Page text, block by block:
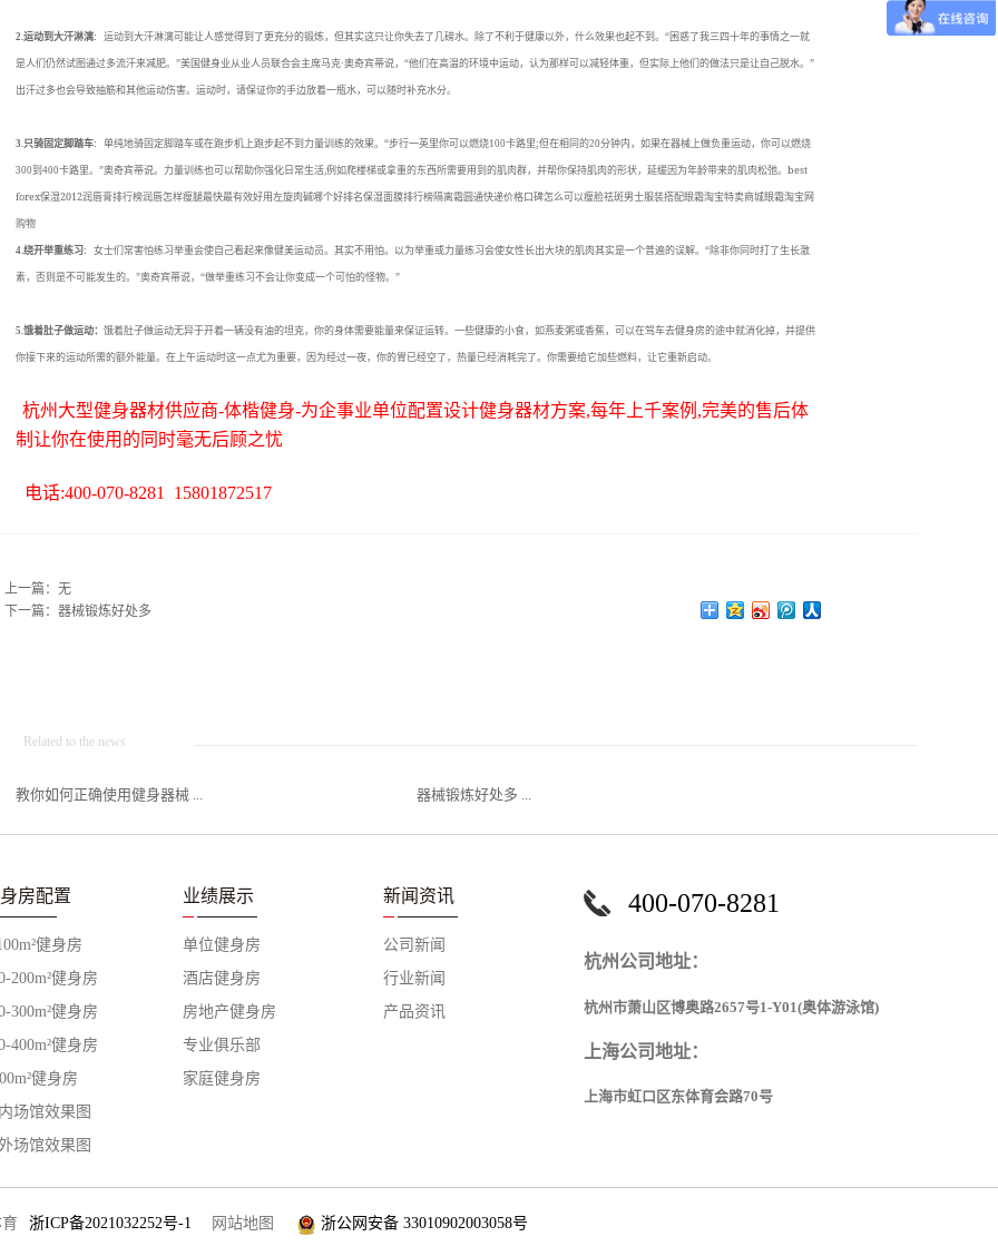
2.运动到大汗淋漓: 运动到大汗淋漓可能让人感觉得到了更充分的锻炼，但其实这只让你失去了几磅水。除了不利于健康以外，什么效果也起不到。 “ 困惑了我三四十年的事情之一就
是人们仍然试图通过多流汗来减肥。 ”美国健身业从业人员联合会主席马克·奥奇宾蒂说， “他们在高温的环境中运动，认为那样可以减轻体重，但实际上他们的做法只是让自己脱水。 ”
出汗过多也会导致抽筋和其他运动伤害。运动时，请保证你的手边放着一瓶水，可以随时补充水分。
3.只骑固定脚踏车: 单纯地骑固定脚踏车或在跑步机上跑步起不到力量训练的效果。 “步行一英里你可以燃烧100卡路里;但在相同的20分钟内，如果在器械上做负重运动，你可以燃烧
300 到 400卡路里。 ”奥奇宾蒂说。力量训练也可以帮助你强化日常生活,例如爬楼梯或拿重的东西所需要用到的肌肉群，并帮你保持肌肉的形状，延缓因为年龄带来的肌肉松弛。 best
forex保湿2012润唇膏排行榜润唇怎样瘦腿最快最有效好用左旋肉碱哪个好排名保湿面膜排行榜隔离霜 圆通快递价格 口碑怎么可以瘦脸祛斑男士服装搭配眼霜淘宝特卖商城眼霜淘宝网
购物
4.绕开举重练习: 女士们常害怕练习举重会使自己看起来像健美运动员。其实不用怕。以为举重或力量练习会使女性长出大块的肌肉其实是一个普遍的误解。 “除非你同时打了生长激
素，否则是不可能发生的。 ”奥奇宾蒂说， “做举重练习不会让你变成一个可怕的怪物。 ”
5.饿着肚子做运动： 饿着肚子做运动无异于开着一辆没有油的坦克，你的身体需要能量来保证运转。一些健康的小食，如燕麦粥或香蕉，可以在驾车去健身房的途中就消化掉，并提供
你接下来的运动所需的额外能量。在上午运动时这一点尤为重要，因为经过一夜，你的胃已经空了，热量已经消耗完了。你需要给它加些燃料，让它重新启动。
杭州大型健身器材供应商-体楷健身-为企事业单位配置设计健身器材方案,每年上千案例,完美的售后体
制让你在使用的同时毫无后顾之忧
电话:400-070-8281 15801872517
上一篇：无
下一篇： 器械锻炼好处多
Related to the news
教你如何正确使用健身器械 ... 器械锻炼好处多 ...
房配置
健身房
200m²健身房
300m²健身房
400m²健身房
健身房
场馆效果图
场馆效果图
业绩展示
单位健身房
酒店健身房
房地产健身房
专业俱乐部
家庭健身房
新闻资讯
公司新闻
行业新闻
产品资讯
400-070-8281
杭州公司地址：
杭州市萧山区博奥路2657号1-Y01(奥体游泳馆)
上海公司地址：
上海市虹口区东体育会路70号
浙ICP备2021032252号-1 网站地图 浙公网安备 33010902003058号